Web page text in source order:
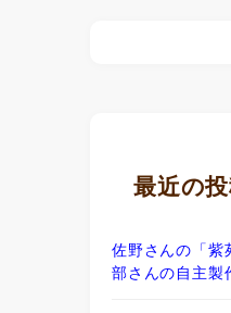
最近の
佐野さんの「紫
部さんの自主製